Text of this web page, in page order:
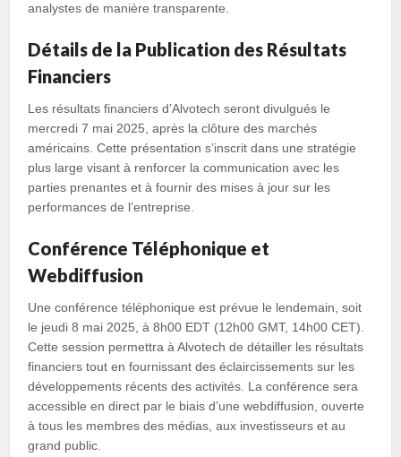
analystes de manière transparente.
Détails de la Publication des Résultats
Financiers
Les résultats financiers d’Alvotech seront divulgués le
mercredi 7 mai 2025, après la clôture des marchés
américains. Cette présentation s’inscrit dans une stratégie
plus large visant à renforcer la communication avec les
parties prenantes et à fournir des mises à jour sur les
performances de l’entreprise.
Conférence Téléphonique et
Webdiffusion
Une conférence téléphonique est prévue le lendemain, soit
le jeudi 8 mai 2025, à 8h00 EDT (12h00 GMT, 14h00 CET).
Cette session permettra à Alvotech de détailler les résultats
financiers tout en fournissant des éclaircissements sur les
développements récents des activités. La conférence sera
accessible en direct par le biais d’une webdiffusion, ouverte
à tous les membres des médias, aux investisseurs et au
grand public.